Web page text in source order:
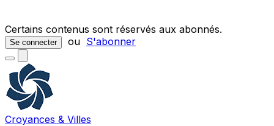
Certains contenus sont réservés aux abonnés.
Se connecter ou S'abonner
Croyances & Villes